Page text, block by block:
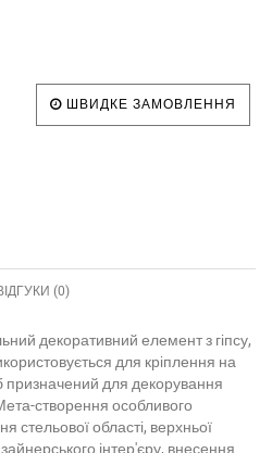
ШВИДКЕ ЗАМОВЛЕННЯ
(0)
декоративний елемент з гіпсу,
для кріплення на
призначений для декорування
створення особливого
стельової області, верхньої
інтер'єру, внесення